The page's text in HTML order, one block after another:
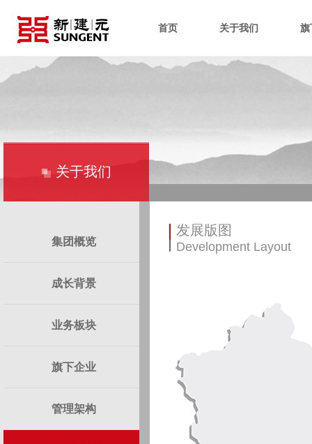
首页 关于我们 旗
关于我们
集团概览
成长背景
业务板块
旗下企业
管理架构
发展版图
Development Layout